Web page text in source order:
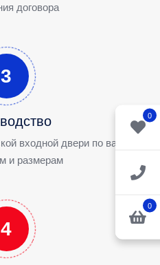
0
0
договора
3
входной двери по вашим
и размерам
4